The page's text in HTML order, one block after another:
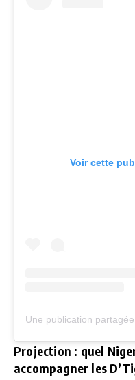
Voir cette
Projection : quel
accompagner les